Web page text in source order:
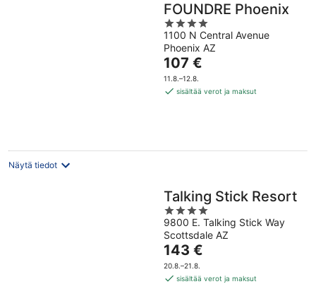
FOUNDRE Phoenix
4
out
of
5
1100 N Central Avenue
Phoenix AZ
Hinta
on
107 €
107 €
11.8.–12.8.
sisältää verot ja maksut
Näytä tiedot
Talking Stick Resort
4
out
of
5
9800 E. Talking Stick Way
Scottsdale AZ
Hinta
on
143 €
143 €
20.8.–21.8.
sisältää verot ja maksut